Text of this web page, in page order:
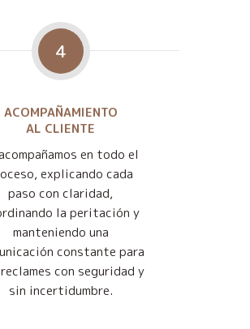
4
ACOMPAÑAMIENTO
AL CLIENTE
en todo el
explicando cada
paso con claridad,
la peritación y
manteniendo una
constante para
con seguridad y
sin incertidumbre.